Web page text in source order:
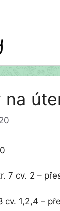
na
7 cv. 2 –
cv. 1,2,4 –